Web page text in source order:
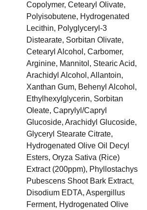
Copolymer, Cetearyl Olivate,
Polyisobutene, Hydrogenated
Lecithin, Polyglyceryl-3
Distearate, Sorbitan Olivate,
Cetearyl Alcohol, Carbomer,
Arginine, Mannitol, Stearic Acid,
Arachidyl Alcohol, Allantoin,
Xanthan Gum, Behenyl Alcohol,
Ethylhexylglycerin, Sorbitan
Oleate, Caprylyl/Capryl
Glucoside, Arachidyl Glucoside,
Glyceryl Stearate Citrate,
Hydrogenated Olive Oil Decyl
Esters, Oryza Sativa (Rice)
Extract (200ppm), Phyllostachys
Pubescens Shoot Bark Extract,
Disodium EDTA, Aspergillus
Ferment, Hydrogenated Olive